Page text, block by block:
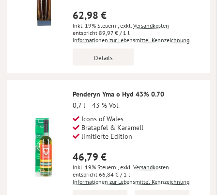
62,98 €
Inkl. 19% Steuern , exkl. Versandkosten
89,97 € / 1 l
Informationen zur Lebensmittel Kennzeichnung
Details
Penderyn Yma o Hyd 43% 0.70
0,7 l
43 % Vol.
Icons of Wales
Bratapfel & Karamell
limitierte Edition
46,79 €
Inkl. 19% Steuern , exkl. Versandkosten
66,84 € / 1 l
Informationen zur Lebensmittel Kennzeichnung